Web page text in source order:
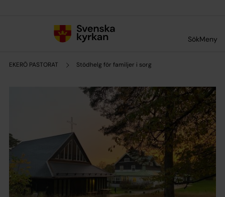
SökMeny
EKERÖ PASTORAT Stödhelg för familjer i sorg